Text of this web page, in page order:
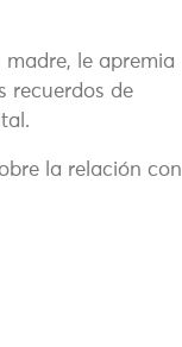
le apremia
recuerdos de
la relación con